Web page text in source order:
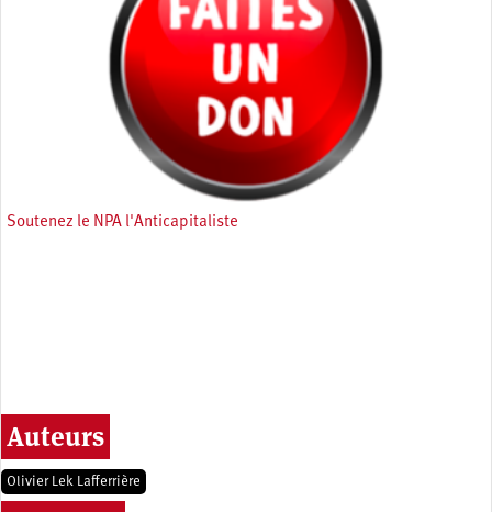
Soutenez le NPA l'Anticapitaliste
Auteurs
Olivier Lek Lafferrière